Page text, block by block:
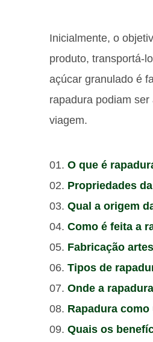
Inicialmente, o
produto, transportá-
açúcar granulado é
rapadura podiam
viagem.
O que é
Propriedades
Qual a origem
Como é feita a
Fabricação
Tipos de
Onde a
Rapadura
Quais os